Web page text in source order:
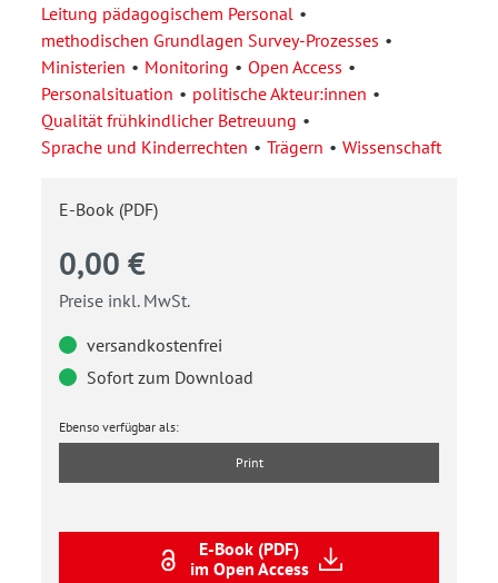
Leitung pädagogischem Personal
methodischen Grundlagen Survey-Prozesses
Ministerien
Monitoring
Open Access
Personalsituation
politische Akteur:innen
Qualität frühkindlicher Betreuung
Sprache und Kinderrechten
Trägern Wissenschaft
E-Book (PDF)
0,00 €
Preise inkl. MwSt.
versandkostenfrei
Sofort zum Download
Ebenso verfügbar als:
Print
E-Book (PDF)
im Open Access